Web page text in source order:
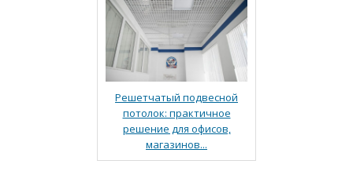
Решетчатый подвесной
потолок: практичное
решение для офисов,
магазинов...